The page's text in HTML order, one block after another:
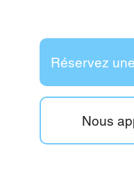
Réservez
Nous